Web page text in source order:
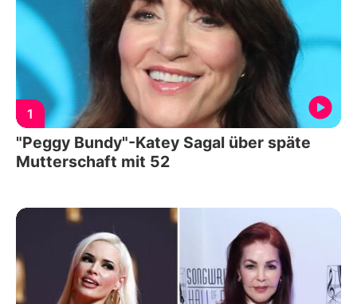
1
"Peggy Bundy"-Katey Sagal über späte
Mutterschaft mit 52